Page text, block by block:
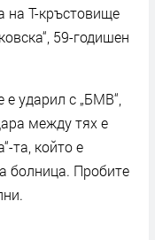
на Т-кръстовище
59-годишен
е ударил с „БМВ“,
между тях е
та, който е
болница. Пробите